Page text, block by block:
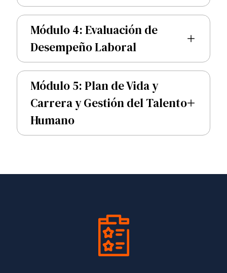
Módulo 4: Evaluación de
Desempeño Laboral
Módulo 5: Plan de Vida y
Carrera y Gestión del Talento
Humano